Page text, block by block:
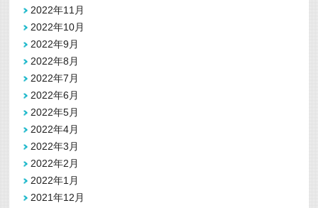
2022年11月
2022年10月
2022年9月
2022年8月
2022年7月
2022年6月
2022年5月
2022年4月
2022年3月
2022年2月
2022年1月
2021年12月